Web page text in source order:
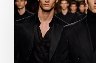
Gabbana
accusée